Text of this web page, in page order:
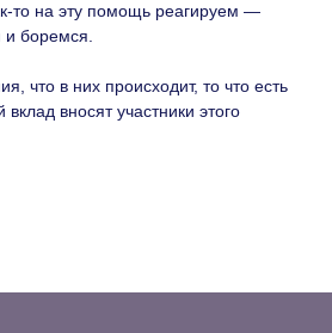
то на эту помощь реагируем —
и боремся.
что в них происходит, то что есть
вносят участники этого